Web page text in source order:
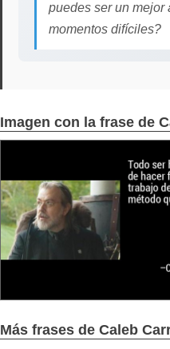
puedes ser un mejor
momentos difíciles?
Imagen con la frase de
Más frases de Caleb